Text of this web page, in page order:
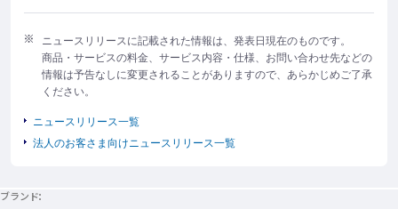
ニュースリリースに記載された情報は、発表日現在のものです。
商品・サービスの料金、サービス内容・仕様、お問い合わせ先などの
情報は予告なしに変更されることがありますので、あらかじめご了承
ください。
ニュースリリース一覧
法人のお客さま向けニュースリリース一覧
ブランド